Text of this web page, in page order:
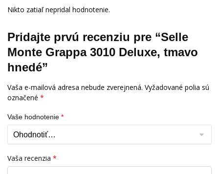
Nikto zatiaľ nepridal hodnotenie.
Pridajte prvú recenziu pre “Selle
Monte Grappa 3010 Deluxe, tmavo
hnedé”
Vaša e-mailová adresa nebude zverejnená. Vyžadované polia sú
označené *
Vaše hodnotenie *
Vaša recenzia *